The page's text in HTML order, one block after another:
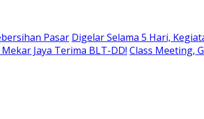
Pasar Digelar Selama 5 Hari,
Jaya Terima BLT-DD! Class Meeting,